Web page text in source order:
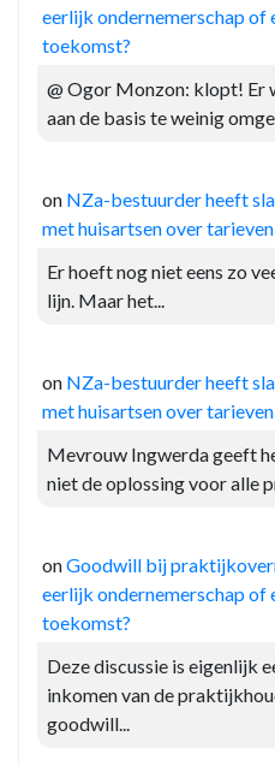
eerlijk ondernemerschap of
toekomst?
@ Ogor Monzon: klopt! Er
aan de basis te weinig
on NZa-bestuurder heeft
met huisartsen over tarieven
Er hoeft nog niet eens zo
lijn. Maar het...
on NZa-bestuurder heeft
met huisartsen over tarieven
Mevrouw Ingwerda geeft
niet de oplossing voor alle
onGoodwill bij
eerlijk ondernemerschap of
toekomst?
Deze discussie is eigenlijk
inkomen van de
goodwill...